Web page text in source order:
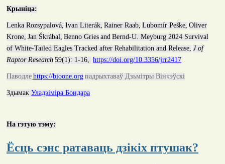
Крыніца:
Lenka Rozsypalová, Ivan Literák, Rainer Raab, Lubomír Peške, Oliver
Krone, Jan Škrábal, Benno Gries and Bernd-U. Meyburg2024 Survival
of White-Tailed Eagles Tracked after Rehabilitation and Release, J of
Raptor Research 59(1): 1-16, https://doi.org/10.3356/jrr2417
Паводле https://bioone.org падрыхтаваў Дзьмітры Вінчэўскі
Здымак Уладзіміра Бондара
На гэтую тэму:
Ёсць сэнс ратаваць дзікіх птушак?